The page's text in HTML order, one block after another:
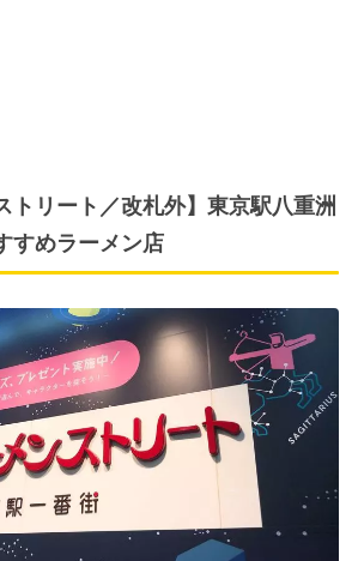
トリート／改札外】東京駅八重洲
すめラーメン店